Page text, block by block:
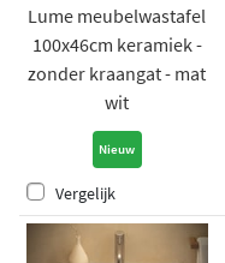
Nieuw
Vergelijk